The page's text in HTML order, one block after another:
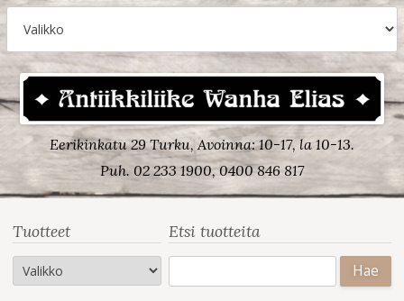
Eerikinkatu 29 Turku, Avoinna: 10-17, la 10-13.
Puh. 02 233 1900, 0400 846 817
Tuotteet Etsi tuotteita